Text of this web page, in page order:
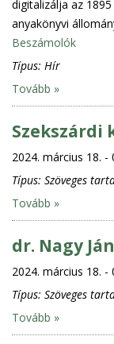
digitalizálja az
anyakönyvi
Beszámolók
Típus: Hír
Tovább »
Szekszárdi
2024. március 18. -
Típus: Szöveges
Tovább »
dr. Nagy
2024. március 18. -
Típus: Szöveges
Tovább »